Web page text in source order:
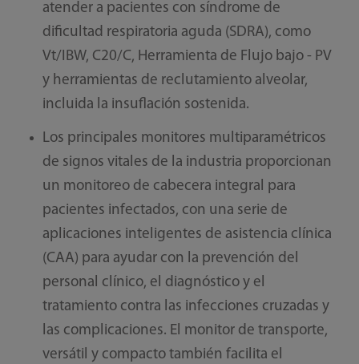
atender a pacientes con síndrome de
dificultad respiratoria aguda (SDRA), como
Vt/IBW, C20/C, Herramienta de Flujo bajo - PV
y herramientas de reclutamiento alveolar,
incluida la insuflación sostenida.
Los principales monitores multiparamétricos
de signos vitales de la industria proporcionan
un monitoreo de cabecera integral para
pacientes infectados, con una serie de
aplicaciones inteligentes de asistencia clínica
(CAA) para ayudar con la prevención del
personal clínico, el diagnóstico y el
tratamiento contra las infecciones cruzadas y
las complicaciones. El monitor de transporte,
versátil y compacto también facilita el